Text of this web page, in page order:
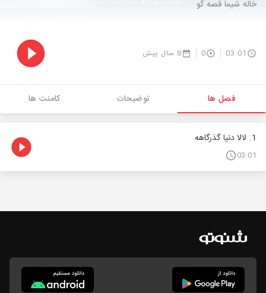
خاله شیما قصه گو
03:01
0 8 سال پیش
فصل ها توضیحات کامنت ها
1. لالا دنیا گذرگاهه
03:01